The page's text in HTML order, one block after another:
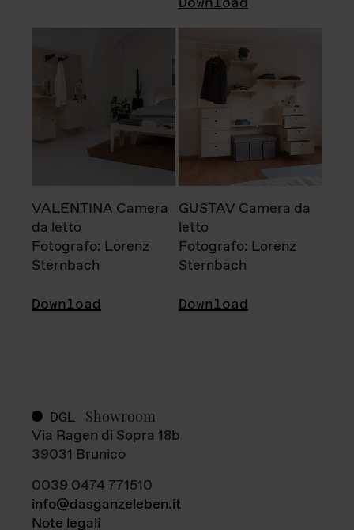
VALENTINA Camera
da letto
Fotografo: Lorenz
Sternbach
Download
GUSTAV Camera da
letto
Fotografo: Lorenz
Sternbach
Download
DGL Showroom
Via Ragen di Sopra 18b
39031 Brunico
0039 0474 771510
info@dasganzeleben.it
Note legali